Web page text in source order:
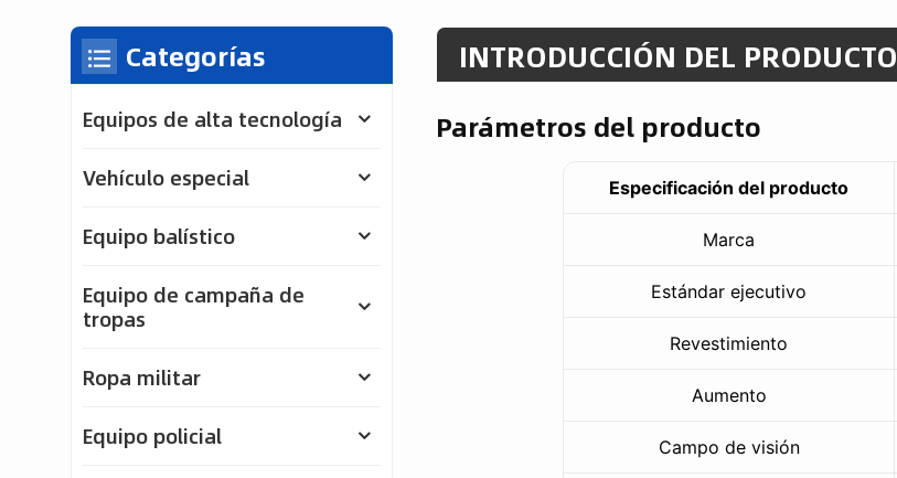
INTRODUCCIÓN DEL PRODUCTO
Parámetros del producto
Especificación del producto
Marca
Estándar ejecutivo
Revestimiento
Aumento
Campo de visión
Categorías
Equipos de alta tecnología
Vehículo especial
Equipo balístico
Equipo de campaña de
tropas
Ropa militar
Equipo policial